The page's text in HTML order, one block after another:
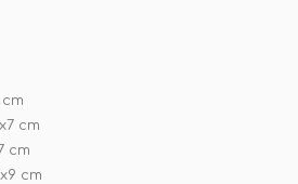
cm
cm
cm